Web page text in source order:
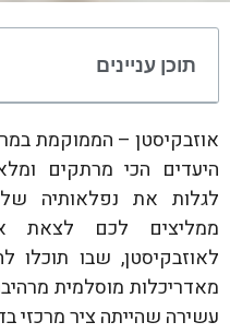
תוכן עניינים
אוזבקיסטן – הממוקמת
היעדים הכי מרתקים
לגלות את נפלאותיה
ממליצים לכם לצאת
לאוזבקיסטן, שבו
מאדריכלות מוסלמית
עשירה שהייתה ציר מרכזי